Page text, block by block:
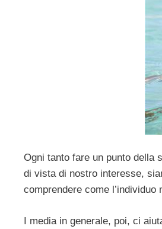
Ogni tanto fare un punto della
di vista di nostro interesse,
comprendere come
I media in generale, poi, ci